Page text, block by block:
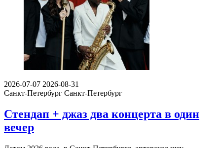
2026-07-07 2026-08-31
Санкт-Петербург Санкт-Петербург
Стендап + джаз два концерта в один
вечер